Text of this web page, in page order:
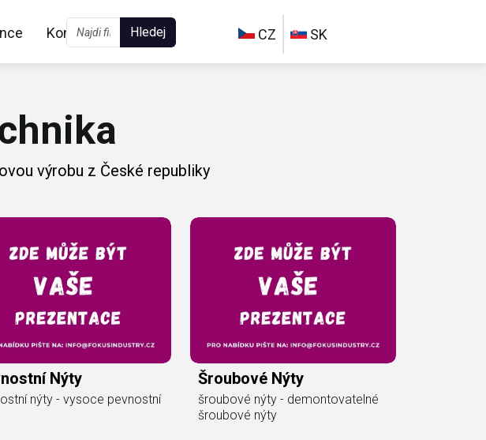
Kontakt Hledej CZ SK
výrobu z České republiky
Nýty
nýty - vysoce pevnostní
Šroubové Nýty
šroubové nýty - demontovatelné
šroubové nýty